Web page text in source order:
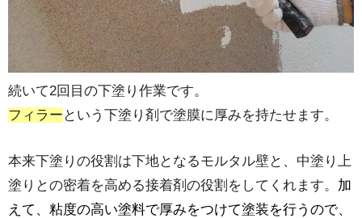
続いて2回目の下塗り作業です。
フィラー という下塗り剤で塗膜に厚みを持たせます。
本来下塗りの役割は下地となるモルタル壁と、中塗り上
塗りとの密着を高める接着剤の役割をしてくれます。 加
えて、粘度の高い塗料で厚みをつけて塗装を行うので、